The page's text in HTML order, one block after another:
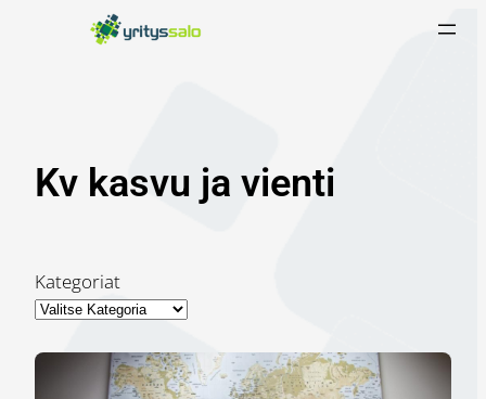
Kv kasvu ja vienti
Kategoriat